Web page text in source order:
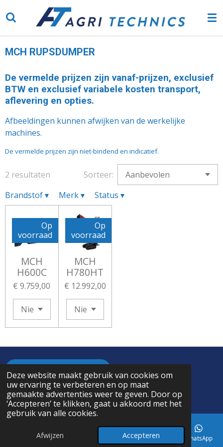
Deze website maakt gebruik van cookies om
uw ervaring te verbeteren en op maat
gemaakte advertenties weer te geven. Door op
‘Accepteren’ te klikken, gaat u akkoord met het
gebruik van alle cookies.
Afwijzen Accepteren
direct
de
hoofdinhoud
MCH RUPSDUMPER
De vermelde prijzen zijn vanaf-prijzen, exclusief
BTW en exclusief variabele kosten transport,
aflevering en opties.
Afbeeldingen kunnen afwijken van de werkelijke
machines.
De vermelde prijzen zijn niet-bindend en indicatief.
2 resultaten
Sorteer:
Brandstof▾ Merk▾ Status ▾
Op
voorraad
MCH
H600C
€ 9.759,00
Op
voorraad
MCH
H780HT
€ 12.992,00
ALGEMENE VOORWAARDEN
© 2024 - 2026 Agri Technics
Powered byJouwWeb
E-mailadres Telefoonnummer Kaart Facebook WhatsApp